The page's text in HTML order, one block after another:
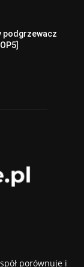
podgrzewacz
porównuje i